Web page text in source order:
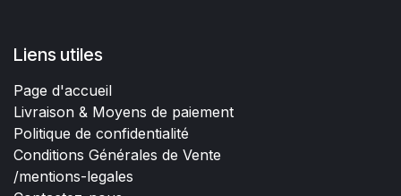
Liens utiles
Page d'accueil
Livraison & Moyens de paiement
Politique de confidentialité
Conditions Générales de Vente
/mentions-legales